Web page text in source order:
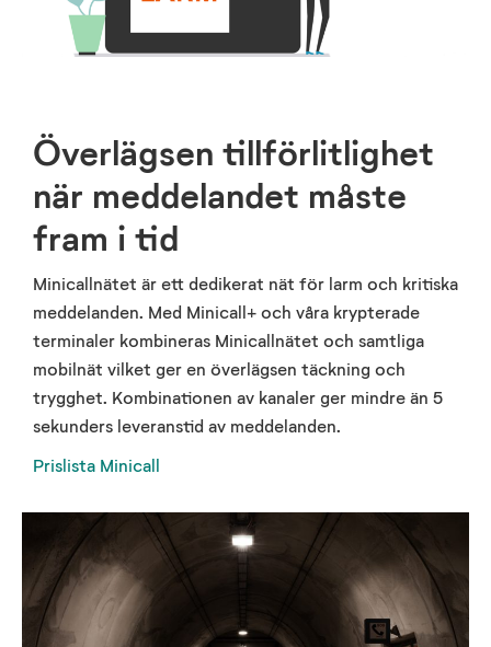
Överlägsen tillförlitlighet
när meddelandet måste
fram i tid
Minicallnätet är ett dedikerat nät för larm och kritiska
meddelanden. Med Minicall+ och våra krypterade
terminaler kombineras Minicallnätet och samtliga
mobilnät vilket ger en överlägsen täckning och
trygghet. Kombinationen av kanaler ger mindre än 5
sekunders leveranstid av meddelanden.
Prislista Minicall